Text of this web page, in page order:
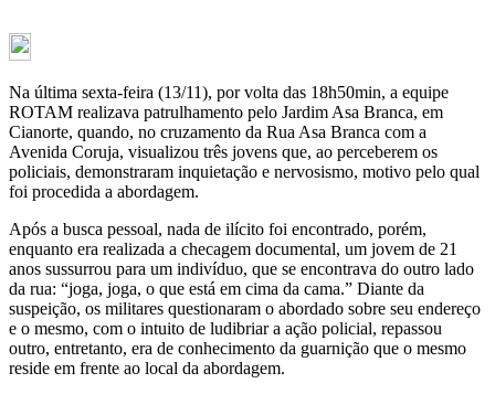
Na última sexta-feira (13/11), por volta das 18h50min, a equipe
ROTAM realizava patrulhamento pelo Jardim Asa Branca, em
Cianorte, quando, no cruzamento da Rua Asa Branca com a
Avenida Coruja, visualizou três jovens que, ao perceberem os
policiais, demonstraram inquietação e nervosismo, motivo pelo qual
foi procedida a abordagem.
Após a busca pessoal, nada de ilícito foi encontrado, porém,
enquanto era realizada a checagem documental, um jovem de 21
anos sussurrou para um indivíduo, que se encontrava do outro lado
da rua: “joga, joga, o que está em cima da cama.” Diante da
suspeição, os militares questionaram o abordado sobre seu endereço
e o mesmo, com o intuito de ludibriar a ação policial, repassou
outro, entretanto, era de conhecimento da guarnição que o mesmo
reside em frente ao local da abordagem.